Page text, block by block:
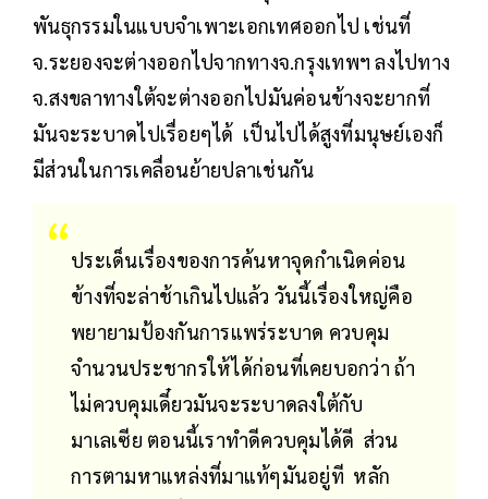
พันธุกรรมในแบบจำเพาะเอกเทศออกไป เช่นที่
จ.ระยองจะต่างออกไปจากทางจ.กรุงเทพฯ ลงไปทาง
จ.สงขลาทางใต้จะต่างออกไปมันค่อนข้างจะยากที่
มันจะระบาดไปเรื่อยๆได้ เป็นไปได้สูงที่มนุษย์เองก็
มีส่วนในการเคลื่อนย้ายปลาเช่นกัน
ประเด็นเรื่องของการค้นหาจุดกำเนิดค่อน
ข้างที่จะล่าช้าเกินไปแล้ว วันนี้เรื่องใหญ่คือ
พยายามป้องกันการแพร่ระบาด ควบคุม
จำนวนประชากรให้ได้ก่อนที่เคยบอกว่า ถ้า
ไม่ควบคุมเดี๋ยวมันจะระบาดลงใต้กับ
มาเลเซีย ตอนนี้เราทำดีควบคุมได้ดี ส่วน
การตามหาแหล่งที่มาแท้ๆมันอยู่ที หลัก